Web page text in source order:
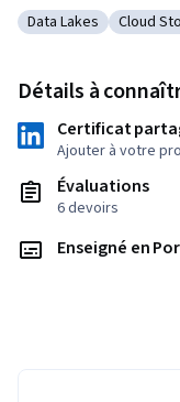
Catégorie : Data
Data Lakes Cloud
Détails à
Certificat
Ajouter à votre
Évaluations
6 devoirs
Enseigné en